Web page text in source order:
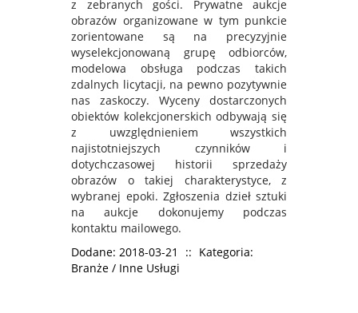
z zebranych gości. Prywatne aukcje
obrazów organizowane w tym punkcie
zorientowane są na precyzyjnie
wyselekcjonowaną grupę odbiorców,
modelowa obsługa podczas takich
zdalnych licytacji, na pewno pozytywnie
nas zaskoczy. Wyceny dostarczonych
obiektów kolekcjonerskich odbywają się
z uwzględnieniem wszystkich
najistotniejszych czynników i
dotychczasowej historii sprzedaży
obrazów o takiej charakterystyce, z
wybranej epoki. Zgłoszenia dzieł sztuki
na aukcje dokonujemy podczas
kontaktu mailowego.
Dodane: 2018-03-21
:: Kategoria:
Branże / Inne Usługi